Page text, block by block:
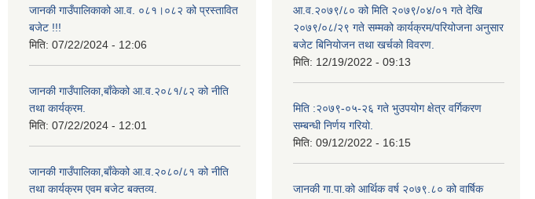
जानकी गाउँपालिकाको आ.व. ०८१।०८२ को प्रस्तावित
बजेट !!!
मिति: 07/22/2024 - 12:06
जानकी गाउँपालिका,बाँकेको आ.व.२०८१/८२ को नीति
तथा कार्यक्रम.
मिति: 07/22/2024 - 12:01
जानकी गाउँपालिका,बाँकेको आ.व.२०८०/८१ को नीति
तथा कार्यक्रम एवम बजेट बक्तव्य.
आ.व.२०७९/८० को मिति २०७९/०४/०१ गते देखि
२०७९/०८/२९ गते सम्मको कार्यक्रम/परियोजना अनुसार
बजेट बिनियोजन तथा खर्चको विवरण.
मिति: 12/19/2022 - 09:13
मिति :२०७९-०५-२६ गते भुउपयोग क्षेत्र वर्गिकरण
सम्बन्धी निर्णय गरियो.
मिति: 09/12/2022 - 16:15
जानकी गा.पा.को आर्थिक वर्ष २०७९.८० को वार्षिक